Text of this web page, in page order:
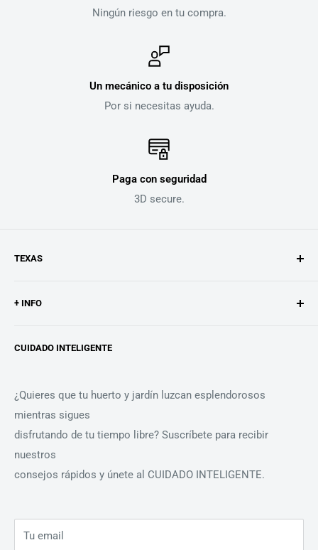
Ningún riesgo en tu compra.
Un mecánico a tu disposición
Por si necesitas ayuda.
Paga con seguridad
3D secure.
TEXAS
personas de todo el mundo que eligen olvidarse de
maquinaria.
Nuestro distribuidor para la península ibérica, Comercial
Miño S.L. representa nuestros valores de calidad y
cercanía.
+ INFO
Búsqueda
Aviso legal
Política de cookies
Condiciones de venta
Términos del servicio
Política de reembolso
CUIDADO INTELIGENTE
¿Quieres que tu huerto y jardín luzcan esplendorosos
mientras sigues
disfrutando de tu tiempo libre? Suscríbete para recibir
nuestros
consejos rápidos y únete al CUIDADO INTELIGENTE.
Tu email